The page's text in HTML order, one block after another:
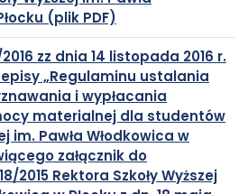
(plik PDF)
PDF
się
w
nowej
karcie
zz dnia 14 listopada 2016 r.
„Regulaminu ustalania
i wypłacania
materialnej dla studentów
im. Pawła Włodkowica w
załącznik do
2015 Rektora Szkoły Wyższej